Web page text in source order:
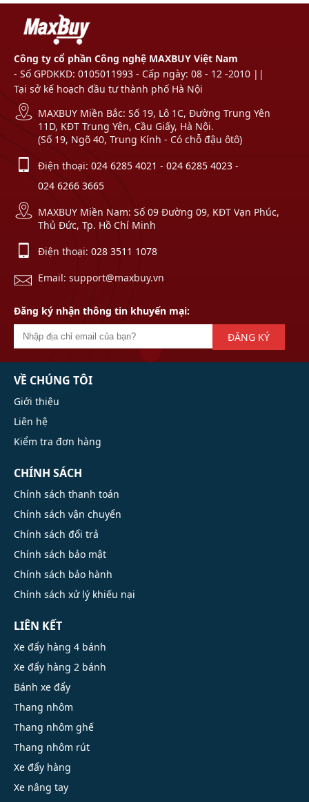
Công ty cổ phần Công nghệ MAXBUY Việt Nam
- Số GPDKKD: 0105011993 - Cấp ngày: 08 - 12 -2010 ||
Tại sở kế hoạch đầu tư thành phố Hà Nội
MAXBUY Miền Bắc: Số 19, Lô 1C, Đường Trung Yên
11D, KĐT Trung Yên, Cầu Giấy, Hà Nội.
(Số 19, Ngõ 40, Trung Kính - Có chỗ đậu ôtô)
Điện thoại: 024 6285 4021 - 024 6285 4023 -
024 6266 3665
MAXBUY Miền Nam: Số 09 Đường 09, KĐT Vạn Phúc,
Thủ Đức, Tp. Hồ Chí Minh
Điện thoại: 028 3511 1078
Email: support@maxbuy.vn
Đăng ký nhận thông tin khuyến mại:
ĐĂNG KÝ
VỀ CHÚNG TÔI
Giới thiệu
Liên hệ
Kiểm tra đơn hàng
CHÍNH SÁCH
Chính sách thanh toán
Chính sách vận chuyển
Chính sách đổi trả
Chính sách bảo mật
Chính sách bảo hành
Chính sách xử lý khiếu nại
LIÊN KẾT
Xe đẩy hàng 4 bánh
Xe đẩy hàng 2 bánh
Bánh xe đẩy
Thang nhôm
Thang nhôm ghế
Thang nhôm rút
Xe đẩy hàng
Xe nâng tay